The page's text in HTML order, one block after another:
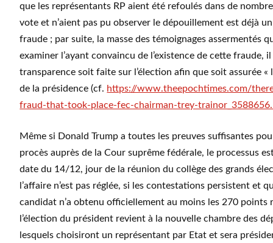
que les représentants RP aient été refoulés dans de
vote et n’aient pas pu observer le dépouillement est déjà
fraude ; par suite, la masse des témoignages assermentés
examiner l’ayant convaincu de l’existence de cette fraude,
transparence soit faite sur l’élection afin que soit assurée «
de la présidence (cf. https://www.theepochtimes.com/
fraud-that-took-place-fec-chairman-trey-
Même si Donald Trump a toutes les preuves suffisantes
procès auprès de la Cour suprême fédérale, le processus
date du 14/12, jour de la réunion du collège des grands
l’affaire n’est pas réglée, si les contestations persistent et
candidat n’a obtenu officiellement au moins les 270 points
l’élection du président revient à la nouvelle chambre des
lesquels choisiront un représentant par Etat et sera